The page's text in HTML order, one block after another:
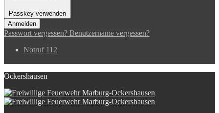
Passkey verwenden
Anmelden
Passwort vergessen? Benutzername vergessen?
Notruf 112
Ockershausen